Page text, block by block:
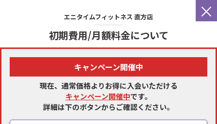
×
エニタイムフィットネス 直方店
初期費用/月額料金について
キャンペーン開催中
現在、通常価格よりお得に入会いただける
キャンペーン開催中です。
詳細は下のボタンからご確認ください。